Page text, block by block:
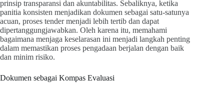
prinsip transparansi dan akuntabilitas. Sebaliknya, ketika
panitia konsisten menjadikan dokumen sebagai satu-satunya
acuan, proses tender menjadi lebih tertib dan dapat
dipertanggungjawabkan. Oleh karena itu, memahami
bagaimana menjaga keselarasan ini menjadi langkah penting
dalam memastikan proses pengadaan berjalan dengan baik
dan minim risiko.
Dokumen sebagai Kompas Evaluasi